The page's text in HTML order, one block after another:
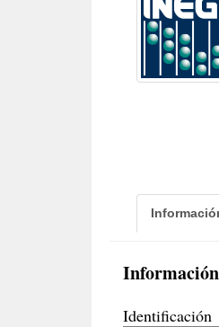
Identificación